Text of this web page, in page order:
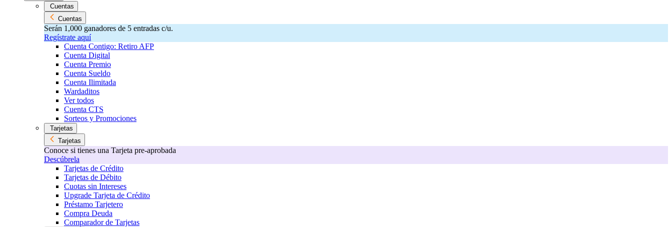
Cuentas
Cuentas
Serán 1,000 ganadores de 5 entradas c/u.
Regístrate aquí
Cuenta Contigo: Retiro AFP
Cuenta Digital
Cuenta Premio
Cuenta Sueldo
Cuenta Ilimitada
Wardaditos
Ver todos
Cuenta CTS
Sorteos y Promociones
Tarjetas
Tarjetas
Conoce si tienes una Tarjeta pre-aprobada
Descúbrela
Tarjetas de Crédito
Tarjetas de Débito
Cuotas sin Intereses
Upgrade Tarjeta de Crédito
Préstamo Tarjetero
Compra Deuda
Comparador de Tarjetas